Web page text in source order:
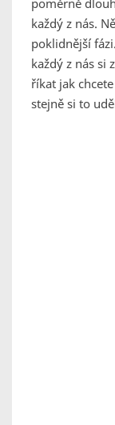
poměrně
každý z nás.
poklidnější
každý z nás si
říkat jak
stejně si to